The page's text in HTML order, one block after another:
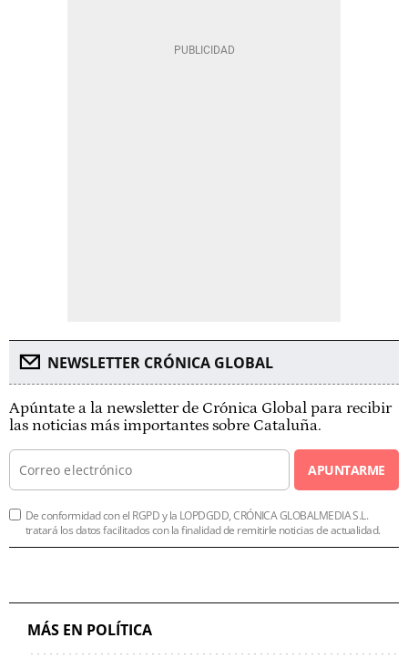
NEWSLETTER CRÓNICA GLOBAL
Apúntate a la newsletter de Crónica Global para recibir
las noticias más importantes sobre Cataluña.
APUNTARME
De conformidad con el RGPD y la LOPDGDD, CRÓNICA GLOBALMEDIA S.L.
tratará los datos facilitados con la finalidad de remitirle noticias de actualidad.
MÁS EN POLÍTICA